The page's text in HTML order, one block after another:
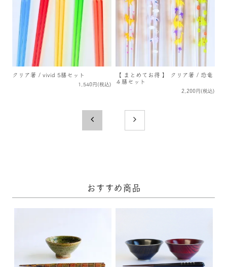
クリア箸 / vivid 5膳セット
1,540円(税込)
【 まとめてお得 】 クリア箸 / 恐竜
４膳セット
2,200円(税込)
おすすめ商品